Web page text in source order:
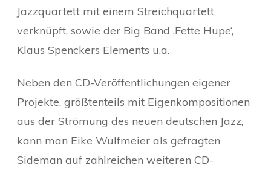
Jazzquartett mit einem Streichquartett
verknüpft, sowie der Big Band ‚Fette Hupe‘,
Klaus Spenckers Elements u.a.
Neben den CD-Veröffentlichungen eigener
Projekte, größtenteils mit Eigenkompositionen
aus der Strömung des neuen deutschen Jazz,
kann man Eike Wulfmeier als gefragten
Sideman auf zahlreichen weiteren CD-